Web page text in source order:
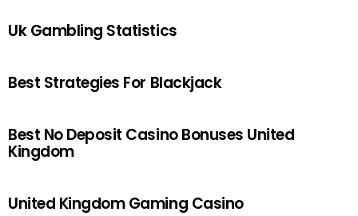
Uk Gambling Statistics
Best Strategies For Blackjack
Best No Deposit Casino Bonuses United
Kingdom
United Kingdom Gaming Casino